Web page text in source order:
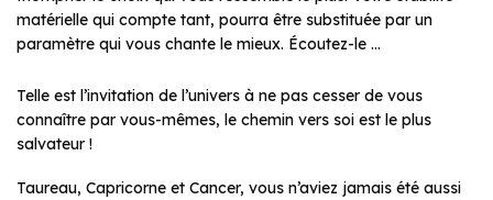
matérielle qui compte tant, pourra être substituée par un
paramètre qui vous chante le mieux. Écoutez-le …
Telle est l’invitation de l’univers à ne pas cesser de vous
connaître par vous-mêmes, le chemin vers soi est le plus
salvateur !
Taureau, Capricorne et Cancer, vous n’aviez jamais été aussi